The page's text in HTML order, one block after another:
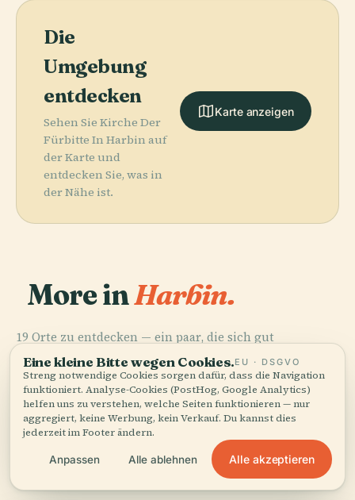
Die
Umgebung
entdecken
Sehen Sie Kirche Der
Fürbitte In Harbin auf
der Karte und
entdecken Sie, was in
der Nähe ist.
Karte anzeigen
More inHarbin.
19 Orte zu entdecken — ein paar, die sich gut
kombinieren lassen.
PLACE
Drachenturm
PLACE
Ji Le Tempel
PLACE
Harbin Grand
Theatre
PLACE
Sophienkathedrale
Alle 19 Orte in Harbin
Eine kleine Bitte wegen Cookies.EU · DSGVO
Streng notwendige Cookies sorgen dafür, dass die Navigation
funktioniert. Analyse-Cookies (PostHog, Google Analytics)
helfen uns zu verstehen, welche Seiten funktionieren — nur
aggregiert, keine Werbung, kein Verkauf. Du kannst dies
jederzeit im Footer ändern.
Anpassen Alle ablehnen Alle akzeptieren